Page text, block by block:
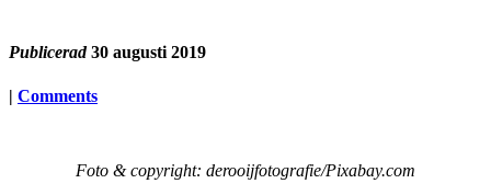
Publicerad 30 augusti 2019
| Comments
Foto & copyright: derooijfotografie/Pixabay.com